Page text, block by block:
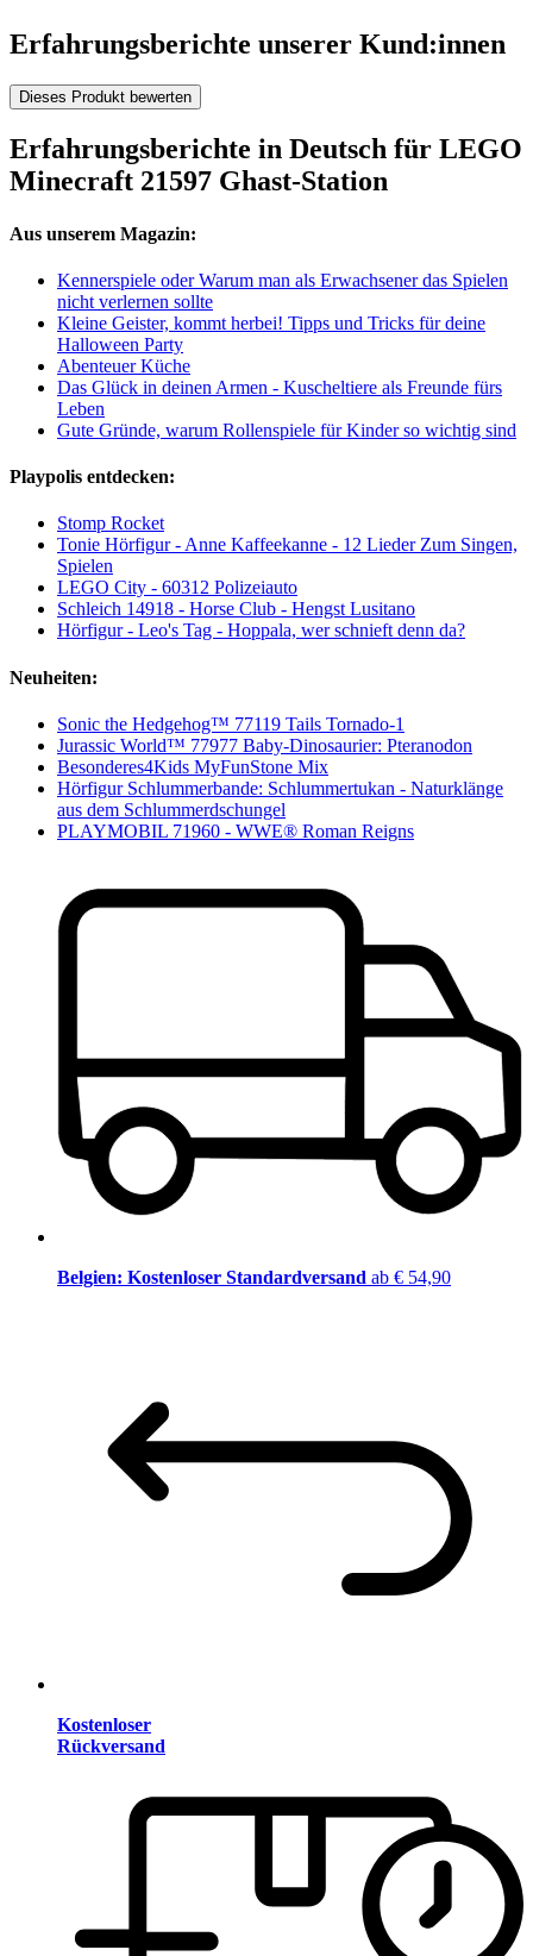
Erfahrungsberichte unserer Kund:innen
Dieses Produkt bewerten
Erfahrungsberichte in Deutsch für LEGO
Minecraft 21597 Ghast-Station
Aus unserem Magazin:
Kennerspiele oder Warum man als Erwachsener das Spielen
nicht verlernen sollte
Kleine Geister, kommt herbei! Tipps und Tricks für deine
Halloween Party
Abenteuer Küche
Das Glück in deinen Armen - Kuscheltiere als Freunde fürs
Leben
Gute Gründe, warum Rollenspiele für Kinder so wichtig sind
Playpolis entdecken:
Stomp Rocket
Tonie Hörfigur - Anne Kaffeekanne - 12 Lieder Zum Singen,
Spielen
LEGO City - 60312 Polizeiauto
Schleich 14918 - Horse Club - Hengst Lusitano
Hörfigur - Leo's Tag - Hoppala, wer schnieft denn da?
Neuheiten:
Sonic the Hedgehog™ 77119 Tails Tornado-1
Jurassic World™ 77977 Baby-Dinosaurier: Pteranodon
Besonderes4Kids MyFunStone Mix
Hörfigur Schlummerbande: Schlummertukan - Naturklänge
aus dem Schlummerdschungel
PLAYMOBIL 71960 - WWE® Roman Reigns
Belgien: Kostenloser Standardversand ab € 54,90
Kostenloser
Rückversand